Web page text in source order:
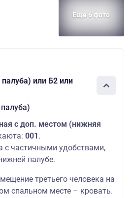
Еще 6 фото
или Б2 или
с доп. местом (нижняя
001 .
с частичными удобствами,
палубе.
третьего человека на
спальном месте – кровать.